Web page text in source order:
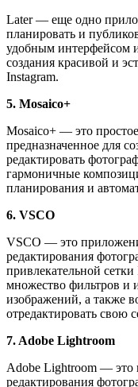
Later — еще одно
планировать и
удобным интерфейсом
создания красивой и
Instagram.
5. Mosaico+
Mosaico+ — это
предназначенное для
редактировать
гармоничные
планирования и
6. VSCO
VSCO — это
редактирования
привлекательной
множество фильтров и
изображений, а также
отредактировать свою
7. Adobe Lightroom
Adobe Lightroom — это
редактирования